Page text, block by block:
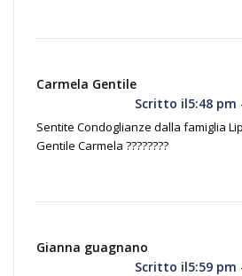
Carmela Gentile
Scritto il5:48 pm
Sentite Condoglianze dalla famiglia
Gentile Carmela ????????
Gianna guagnano
Scritto il5:59 pm